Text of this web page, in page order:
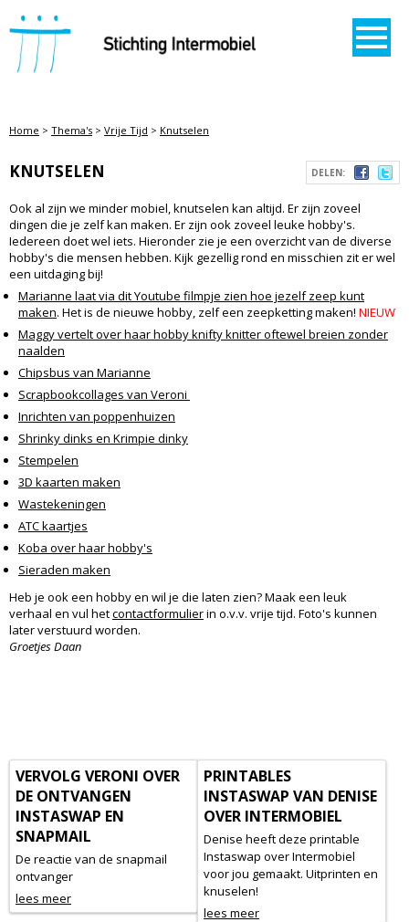
STICHTING INTERMOBIEL
Home > Thema's > Vrije Tijd > Knutselen
DELEN:
KNUTSELEN
Ook al zijn we minder mobiel, knutselen kan altijd. Er zijn zoveel
dingen die je zelf kan maken. Er zijn ook zoveel leuke hobby's.
Iedereen doet wel iets. Hieronder zie je een overzicht van de diverse
hobby's die mensen hebben. Kijk gezellig rond en misschien zit er wel
een uitdaging bij!
Marianne laat via dit Youtube filmpje zien hoe jezelf zeep kunt
maken. Het is de nieuwe hobby, zelf een zeepketting maken! NIEUW
Maggy vertelt over haar hobby knifty knitter oftewel breien zonder
naalden
Chipsbus van Marianne
Scrapbookcollages van Veroni
Inrichten van poppenhuizen
Shrinky dinks en Krimpie dinky
Stempelen
3D kaarten maken
Wastekeningen
ATC kaartjes
Koba over haar hobby's
Sieraden maken
Heb je ook een hobby en wil je die laten zien? Maak een leuk
verhaal en vul hetcontactformulierin o.v.v. vrije tijd. Foto's kunnen
later verstuurd worden.
Groetjes Daan
VERVOLG VERONI OVER
DE ONTVANGEN
INSTASWAP EN
SNAPMAIL
De reactie van de snapmail
ontvanger
lees meer
PRINTABLES
INSTASWAP VAN DENISE
OVER INTERMOBIEL
Denise heeft deze printable
Instaswap over Intermobiel
voor jou gemaakt. Uitprinten en
knuselen!
lees meer